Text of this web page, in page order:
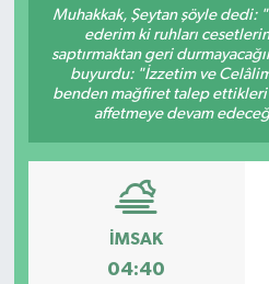
Muhakkak, Şeytan şöyle dedi:
ederim ki ruhları
saptırmaktan geri
buyurdu: "İzzetim ve
benden mağfiret talep ettikleri
affetmeye devam
İMSAK
04:40
Sağlık
Spor
Tokat Haberleri
Yaşam
Haber Arşivi